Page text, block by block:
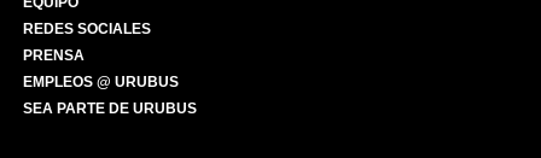
REDES SOCIALES
PRENSA
EMPLEOS @ URUBUS
SEA PARTE DE URUBUS